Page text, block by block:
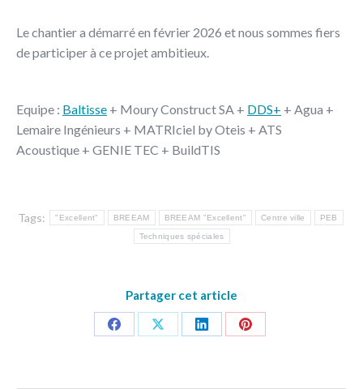
Le chantier a démarré en février 2026 et nous sommes fiers
de participer à ce projet ambitieux.
Equipe : Baltisse + Moury Construct SA + DDS+ + Agua +
Lemaire Ingénieurs + MATRIciel by Oteis + ATS
Acoustique + GENIE TEC + BuildTIS
Tags: "Excellent" BREEAM BREEAM "Excellent" Centre ville PEB
Techniques spéciales
Partager cet article
Share
Share
Share
Share